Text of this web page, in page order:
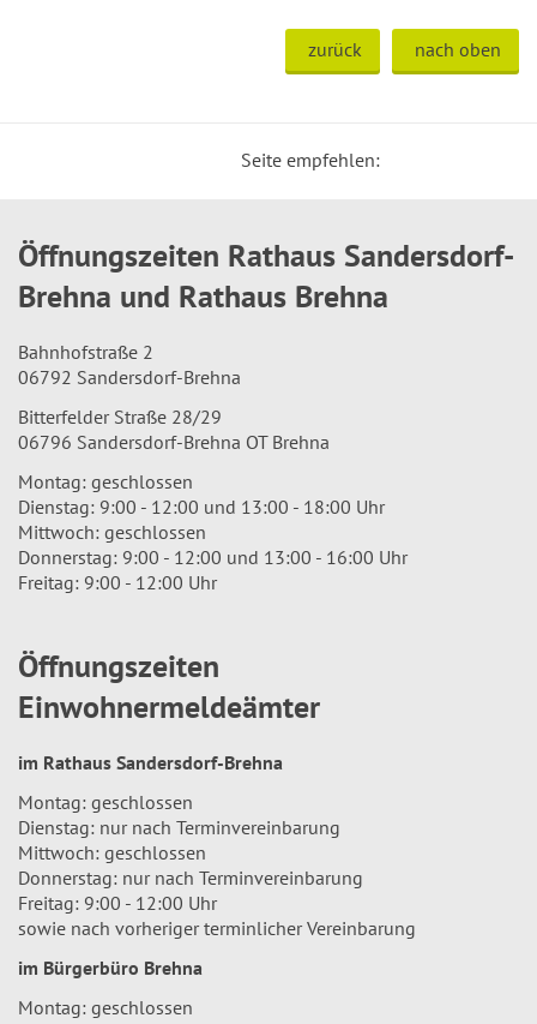
zurück nach oben
Seite empfehlen:
Öffnungszeiten Rathaus Sandersdorf-
Brehna und Rathaus Brehna
Bahnhofstraße 2
06792 Sandersdorf-Brehna
Bitterfelder Straße 28/29
06796 Sandersdorf-Brehna OT Brehna
Montag: geschlossen
Dienstag: 9:00 - 12:00 und 13:00 - 18:00 Uhr
Mittwoch: geschlossen
Donnerstag: 9:00 - 12:00 und 13:00 - 16:00 Uhr
Freitag: 9:00 - 12:00 Uhr
Öffnungszeiten
Einwohnermeldeämter
im Rathaus Sandersdorf-Brehna
Montag: geschlossen
Dienstag: nur nach Terminvereinbarung
Mittwoch: geschlossen
Donnerstag: nur nach Terminvereinbarung
Freitag: 9:00 - 12:00 Uhr
sowie nach vorheriger terminlicher Vereinbarung
im Bürgerbüro Brehna
Montag: geschlossen